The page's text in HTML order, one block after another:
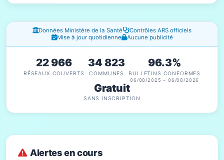
Fenêtres d'information
Données Ministère de la Santé
Contrôles ARS officiels
Mise à jour quotidienne
Aucune publicité
22 966
RÉSEAUX COUVERTS
34 823
COMMUNES
96.3%
BULLETINS CONFORMES
06/08/2025 – 06/08/2026
Gratuit
SANS INSCRIPTION
Alertes en cours